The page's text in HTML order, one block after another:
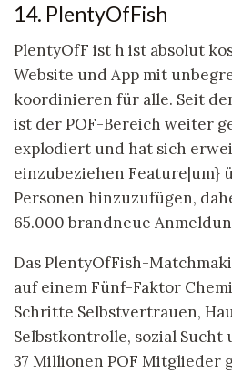
14. PlentyOfFish
PlentyOfF ist h ist absolut
Website und App mit
koordinieren für alle. Seit
ist der POF-Bereich weiter
explodiert und hat sich
einzubeziehen Feature|um}
Personen hinzuzufügen,
65.000 brandneue
Das PlentyOfFish-
auf einem Fünf-Faktor
Schritte Selbstvertrauen,
Selbstkontrolle, sozial
37 Millionen POF Mitglieder